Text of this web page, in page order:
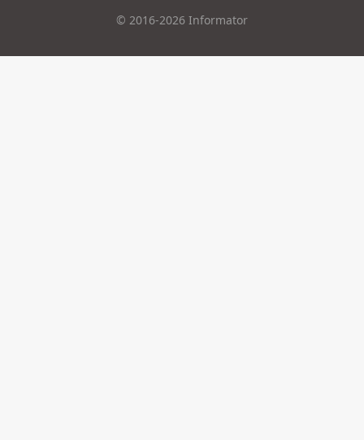
© 2016-2026 Informator